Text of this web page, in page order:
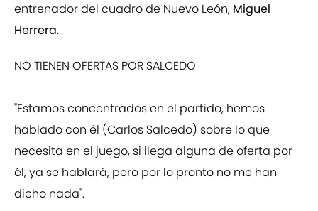
entrenador del cuadro de Nuevo León, Miguel
Herrera.
NO TIENEN OFERTAS POR SALCEDO
"Estamos concentrados en el partido, hemos
hablado con él (Carlos Salcedo) sobre lo que
necesita en el juego, si llega alguna de oferta por
él, ya se hablará, pero por lo pronto no me han
dicho nada".